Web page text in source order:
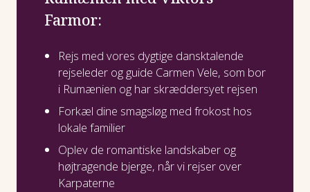
Farmor:
Rejs med vores dygtige dansktalende
rejseleder og guide Carmen Vele, som bor
i Rumænien og har skræddersyet rejsen
Forkæl dine smagsløg med frokost hos
lokale familier
Oplev de romantiske landskaber og
højtragende bjerge, når vi rejser over
Karpaterne